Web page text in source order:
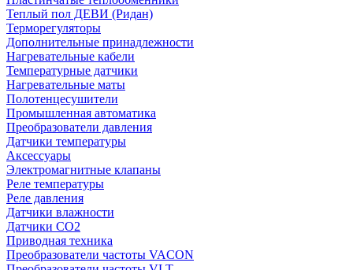
Теплый пол ДЕВИ (Ридан)
Терморегуляторы
Дополнительные принадлежности
Нагревательные кабели
Температурные датчики
Нагревательные маты
Полотенцесушители
Промышленная автоматика
Преобразователи давления
Датчики температуры
Аксессуары
Электромагнитные клапаны
Реле температуры
Реле давления
Датчики влажности
Датчики CO2
Приводная техника
Преобразователи частоты VACON